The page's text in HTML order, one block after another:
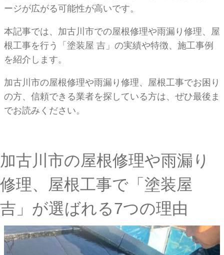
ージが広がる可能性が高いです。
本記事では、加古川市での屋根修理や雨漏り修理、屋
根工事を行う「塗装屋 吉」の実績や特徴、施工事例
を紹介します。
加古川市の屋根修理や雨漏り修理、屋根工事でお困り
の方、信頼できる業者を探している方は、ぜひ最後ま
でお読みください。
加古川市の屋根修理や雨漏り
修理、屋根工事で「塗装屋
吉」が選ばれる7つの理由